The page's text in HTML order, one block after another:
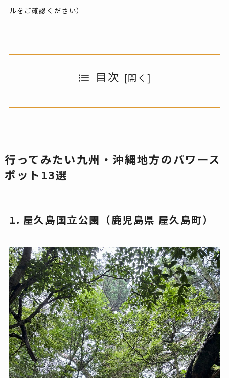
ルをご確認ください）
目次
行ってみたい九州・沖縄地方のパワース
ポット13選
1. 屋久島国立公園（鹿児島県 屋久島町）